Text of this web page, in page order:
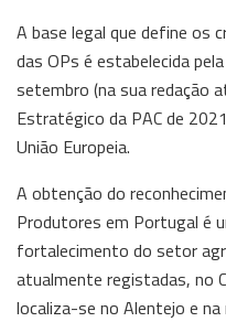
A base legal que define os
das OPs é estabelecida
setembro (na sua redação
Estratégico da PAC de
União Europeia.
A obtenção do
Produtores em Portugal é
fortalecimento do setor
atualmente registadas, no
localiza-se no Alentejo e na